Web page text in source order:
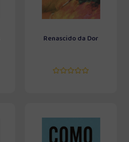
Renascido da Dor